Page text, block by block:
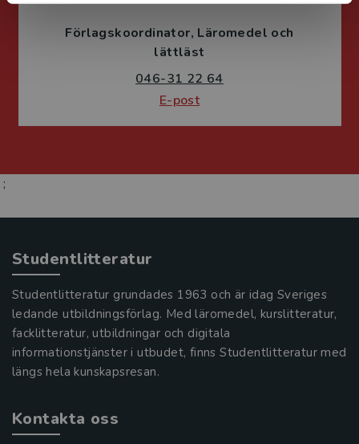
Förlagskoordinator Läromedel och
lättläst
046-31 22 64
E-post
;
Studentlitteratur
Studentlitteratur grundades 1963 och är idag Sveriges
ledande utbildningsförlag. Med läromedel, kurslitteratur,
facklitteratur, utbildningar och digitala
informationstjänster i utbudet, finns Studentlitteratur med
längs hela kunskapsresan.
Kontakta oss